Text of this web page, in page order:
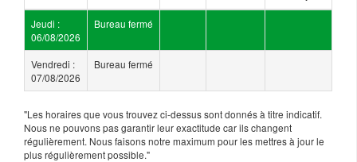
Jeudi :
06/08/2026
Bureau fermé
Vendredi :
07/08/2026
Bureau fermé
"Les horaires que vous trouvez ci-dessus sont donnés à titre indicatif.
Nous ne pouvons pas garantir leur exactitude car ils changent
régulièrement. Nous faisons notre maximum pour les mettres à jour le
plus régulièrement possible."